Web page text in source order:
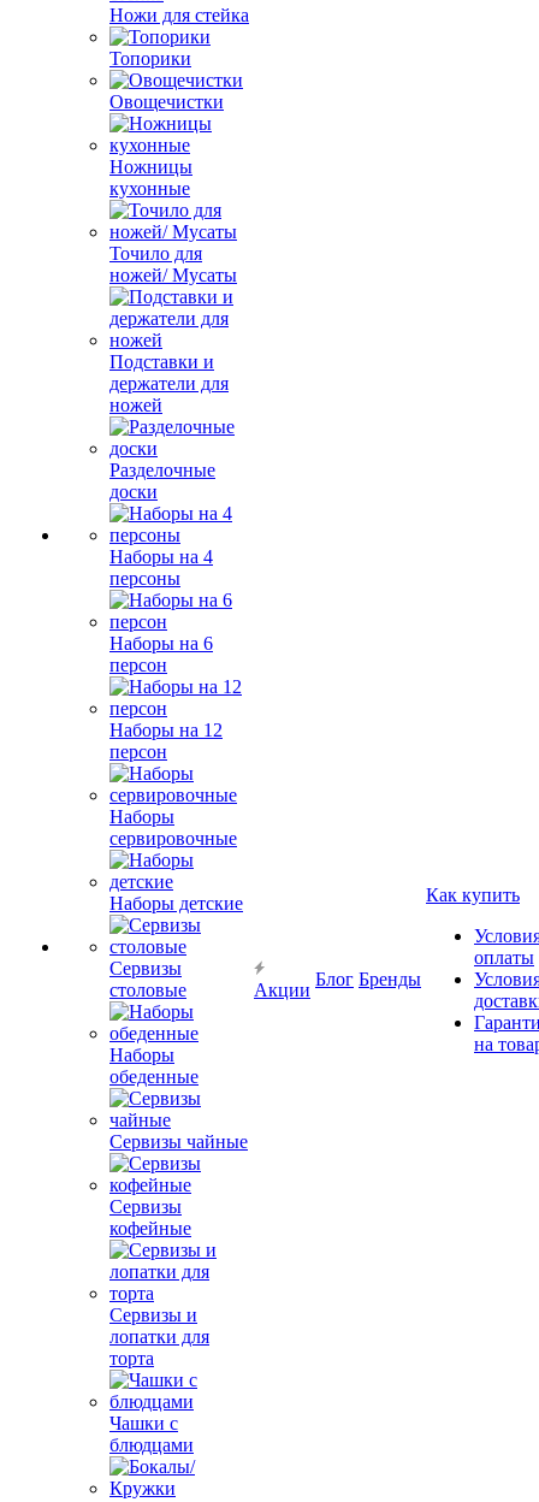
Ножи для стейка
Топорики
Овощечистки
Ножницы
кухонные
Точило для
ножей/ Мусаты
Подставки и
держатели для
ножей
Разделочные
доски
Наборы на 4
персоны
Наборы на 6
персон
Наборы на 12
персон
Наборы
сервировочные
Наборы детские
Сервизы
столовые
Наборы
обеденные
Сервизы чайные
Сервизы
кофейные
Сервизы и
лопатки для
торта
Чашки с
блюдцами
Акции
Блог Бренды
Как купить
оплаты
на